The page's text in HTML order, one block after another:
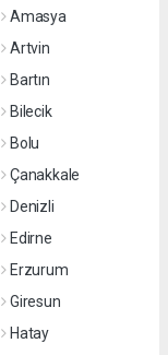
Amasya
Artvin
Bartın
Bilecik
Bolu
Çanakkale
Denizli
Edirne
Erzurum
Giresun
Hatay